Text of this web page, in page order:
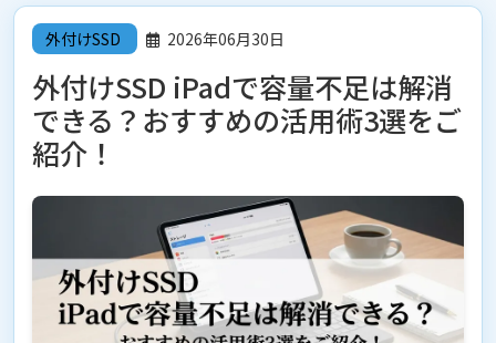
外付けSSD 2026年06月30日
外付けSSD iPadで容量不足は解消
できる？おすすめの活用術3選をご
紹介！